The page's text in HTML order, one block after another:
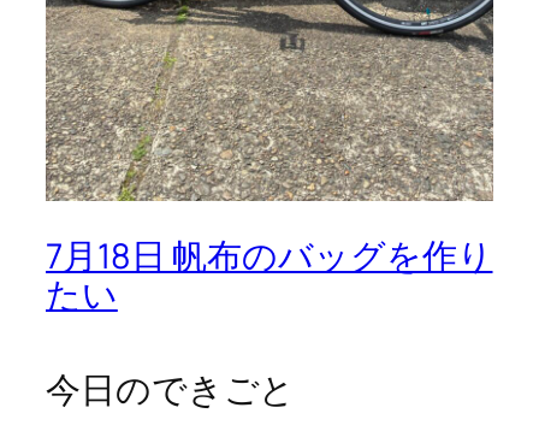
7月18日 帆布のバッグを作り
たい
今日のできごと